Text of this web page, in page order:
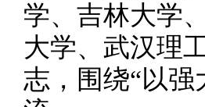
学、吉林大学
大学、武汉理
志，围绕“以